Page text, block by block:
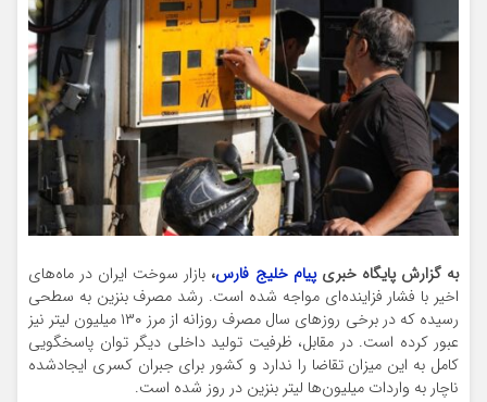
به گزارش پایگاه خبریپیام خلیج فارس، بازار سوخت ایران در ماه‌های
اخیر با فشار فزاینده‌ای مواجه شده است. رشد مصرف بنزین به سطحی
رسیده که در برخی روزهای سال مصرف روزانه از مرز ۱۳۰ میلیون لیتر نیز
عبور کرده است. در مقابل، ظرفیت تولید داخلی دیگر توان پاسخگویی
کامل به این میزان تقاضا را ندارد و کشور برای جبران کسری ایجادشده
ناچار به واردات میلیون‌ها لیتر بنزین در روز شده است.